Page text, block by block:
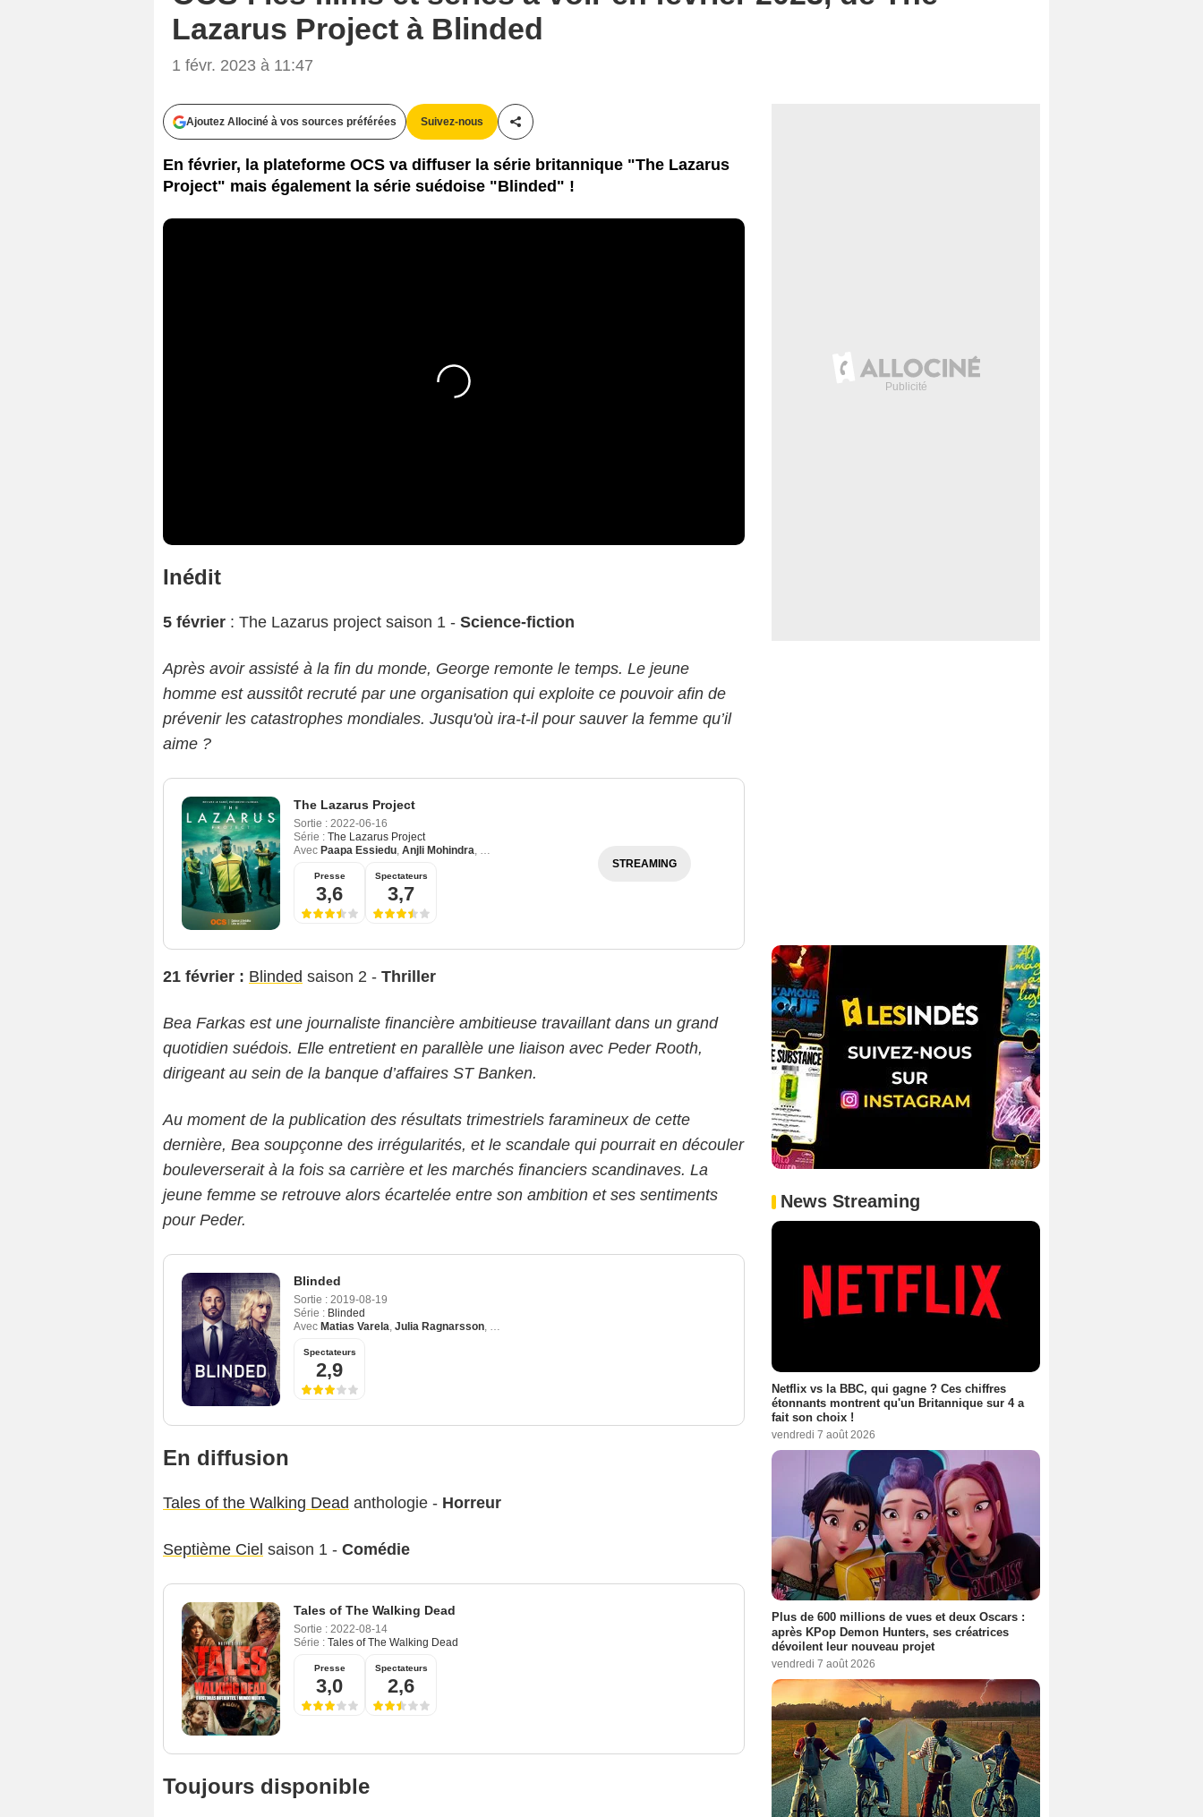
Lazarus Project à Blinded
1 févr. 2023 à 11:47
Ajoutez Allociné à vos sources préférées Suivez-nous
Partager cet article
En février, la plateforme OCS va diffuser la série britannique "The Lazarus
Project" mais également la série suédoise "Blinded" !
Inédit
5 février : The Lazarus project saison 1 - Science-fiction
Après avoir assisté à la fin du monde, George remonte le temps. Le jeune
homme est aussitôt recruté par une organisation qui exploite ce pouvoir afin de
prévenir les catastrophes mondiales. Jusqu'où ira-t-il pour sauver la femme qu’il
aime ?
The Lazarus Project
Sortie : 2022-06-16
Série : The Lazarus Project
Avec Paapa Essiedu, Anjli Mohindra, Rudi Dharmalingam
Presse
3,6
Spectateurs
3,7
STREAMING
21 février : Blinded saison 2 - Thriller
Bea Farkas est une journaliste financière ambitieuse travaillant dans un grand
quotidien suédois. Elle entretient en parallèle une liaison avec Peder Rooth,
dirigeant au sein de la banque d’affaires ST Banken.
Au moment de la publication des résultats trimestriels faramineux de cette
dernière, Bea soupçonne des irrégularités, et le scandale qui pourrait en découler
bouleverserait à la fois sa carrière et les marchés financiers scandinaves. La
jeune femme se retrouve alors écartelée entre son ambition et ses sentiments
pour Peder.
Blinded
Sortie : 2019-08-19
Série : Blinded
Avec Matias Varela, Julia Ragnarsson, Albin Grenholm
Spectateurs
2,9
En diffusion
Tales of the Walking Dead anthologie - Horreur
Septième Ciel saison 1 - Comédie
Tales of The Walking Dead
Sortie : 2022-08-14
Série : Tales of The Walking Dead
Presse
3,0
Spectateurs
2,6
Toujours disponible
News Streaming
Netflix vs la BBC, qui gagne ? Ces chiffres
étonnants montrent qu'un Britannique sur 4 a
fait son choix !
vendredi 7 août 2026
Plus de 600 millions de vues et deux Oscars :
après KPop Demon Hunters, ses créatrices
dévoilent leur nouveau projet
vendredi 7 août 2026